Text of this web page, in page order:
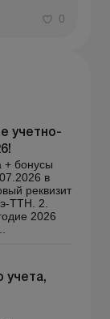
0
учетно-
+ бонусы
в
реквизит
ТТН. 2.
2026
учета,